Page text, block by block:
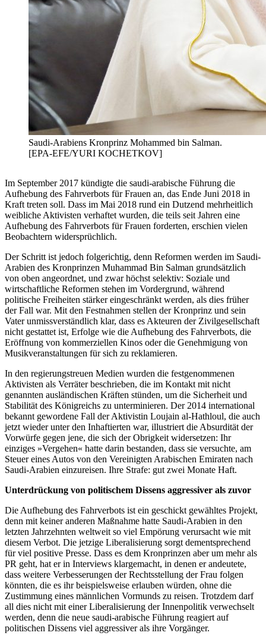
Saudi-Arabiens Kronprinz Mohammed bin Salman.
[EPA-EFE/YURI KOCHETKOV]
Im September 2017 kündigte die saudi-arabische Führung die
Aufhebung des Fahrverbots für Frauen an, das Ende Juni 2018 in
Kraft treten soll. Dass im Mai 2018 rund ein Dutzend mehrheitlich
weibliche Aktivisten verhaftet wurden, die teils seit Jahren eine
Aufhebung des Fahrverbots für Frauen forderten, erschien vielen
Beobachtern widersprüchlich.
Der Schritt ist jedoch folgerichtig, denn Reformen werden im Saudi-
Arabien des Kronprinzen Muhammad Bin Salman grundsätzlich
von oben angeordnet, und zwar höchst selektiv: Soziale und
wirtschaftliche Reformen stehen im Vordergrund, während
politische Freiheiten stärker eingeschränkt werden, als dies früher
der Fall war. Mit den Festnahmen stellen der Kronprinz und sein
Vater unmissverständlich klar, dass es Akteuren der Zivilgesellschaft
nicht gestattet ist, Erfolge wie die Aufhebung des Fahrverbots, die
Eröffnung von kommerziellen Kinos oder die Genehmigung von
Musikveranstaltungen für sich zu reklamieren.
In den regierungstreuen Medien wurden die festgenommenen
Aktivisten als Verräter beschrieben, die im Kontakt mit nicht
genannten ausländischen Kräften stünden, um die Sicherheit und
Stabilität des Königreichs zu unterminieren. Der 2014 international
bekannt gewordene Fall der Aktivistin Loujain al-Hathloul, die auch
jetzt wieder unter den Inhaftierten war, illustriert die Absurdität der
Vorwürfe gegen jene, die sich der Obrigkeit widersetzen: Ihr
einziges »Vergehen« hatte darin bestanden, dass sie versuchte, am
Steuer eines Autos von den Vereinigten Arabischen Emiraten nach
Saudi-Arabien einzureisen. Ihre Strafe: gut zwei Monate Haft.
Unterdrückung von politischem Dissens aggressiver als zuvor
Die Aufhebung des Fahrverbots ist ein geschickt gewähltes Projekt,
denn mit keiner anderen Maßnahme hatte Saudi-Arabien in den
letzten Jahrzehnten weltweit so viel Empörung verursacht wie mit
diesem Verbot. Die jetzige Liberalisierung sorgt dementsprechend
für viel positive Presse. Dass es dem Kronprinzen aber um mehr als
PR geht, hat er in Interviews klargemacht, in denen er andeutete,
dass weitere Verbesserungen der Rechtsstellung der Frau folgen
könnten, die es ihr beispielsweise erlauben würden, ohne die
Zustimmung eines männlichen Vormunds zu reisen. Trotzdem darf
all dies nicht mit einer Liberalisierung der Innenpolitik verwechselt
werden, denn die neue saudi-arabische Führung reagiert auf
politischen Dissens viel aggressiver als ihre Vorgänger.